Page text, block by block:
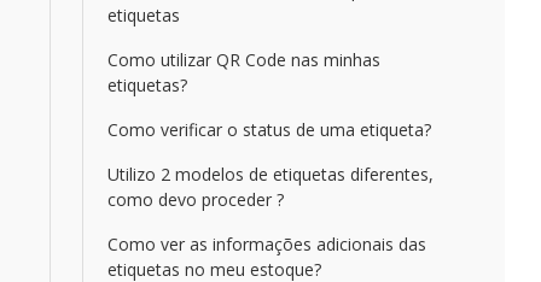
etiquetas
Como utilizar QR Code nas minhas
etiquetas?
Como verificar o status de uma etiqueta?
Utilizo 2 modelos de etiquetas diferentes,
como devo proceder ?
Como ver as informações adicionais das
etiquetas no meu estoque?